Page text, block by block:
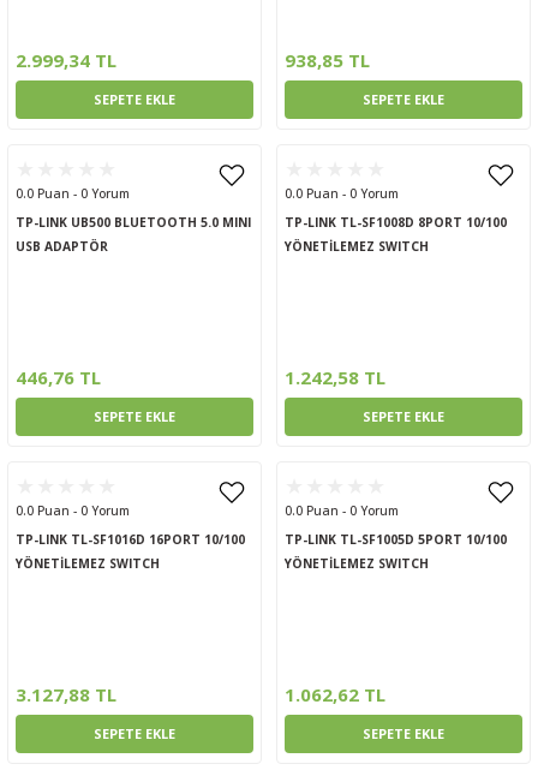
2.999,34 TL
SEPETE EKLE
938,85 TL
SEPETE EKLE
0.0 Puan - 0 Yorum
TP-LINK UB500 BLUETOOTH 5.0 MINI
USB ADAPTÖR
446,76 TL
SEPETE EKLE
0.0 Puan - 0 Yorum
TP-LINK TL-SF1008D 8PORT 10/100
YÖNETİLEMEZ SWITCH
1.242,58 TL
SEPETE EKLE
0.0 Puan - 0 Yorum
TP-LINK TL-SF1016D 16PORT 10/100
YÖNETİLEMEZ SWITCH
3.127,88 TL
SEPETE EKLE
0.0 Puan - 0 Yorum
TP-LINK TL-SF1005D 5PORT 10/100
YÖNETİLEMEZ SWITCH
1.062,62 TL
SEPETE EKLE